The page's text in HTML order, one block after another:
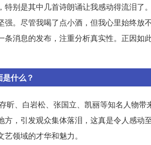
别是其中几首诗朗诵让我感动得流泪了
。尽管我喝了点小酒，但我心里始终放
消息的发布，注重分析真实性。正因如
什么？
昕、白岩松、张国立、凯丽等知名人物
，引发观众集体落泪，这真是令人感动
领域的才华和魅力。